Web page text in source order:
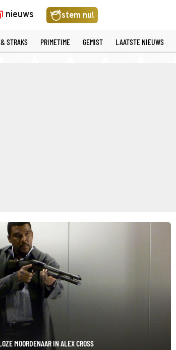
nieuws stem nu!
STRAKS PRIMETIME GEMIST LAATSTE NIEUWS
MOORDENAAR IN ALEX CROSS